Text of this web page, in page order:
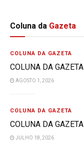
Coluna da Gazeta
COLUNA DA GAZETA
COLUNA DA GAZETA
AGOSTO 1, 2026
COLUNA DA GAZETA
COLUNA DA GAZETA
JULHO 18, 2026